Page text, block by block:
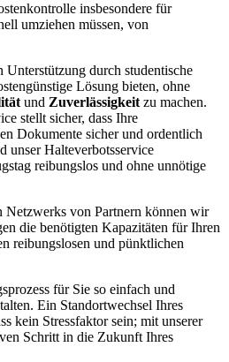
insbesondere für
umziehen müssen, von
durch studentische
Lösung bieten, ohne
und Zuverlässigkeit zu machen.
stellt sicher, dass Ihre
Dokumente sicher und ordentlich
unser Halteverbotsservice
reibungslos und ohne unnötige
Netzwerks von Partnern können wir
die benötigten Kapazitäten für Ihren
reibungslosen und pünktlichen
für Sie so einfach und
Ein Standortwechsel Ihres
kein Stressfaktor sein; mit unserer
Schritt in die Zukunft Ihres